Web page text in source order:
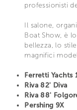
professionisti
Il salone,
Boat Show, è
bellezza, lo
magnifici
Ferretti Yachts
Riva 82' Diva
Riva 88'
Pershing 9X